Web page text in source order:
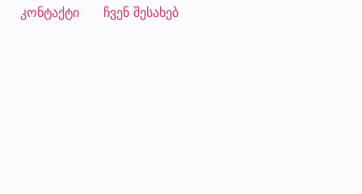
კონტაქტი
ჩვენ შესახებ